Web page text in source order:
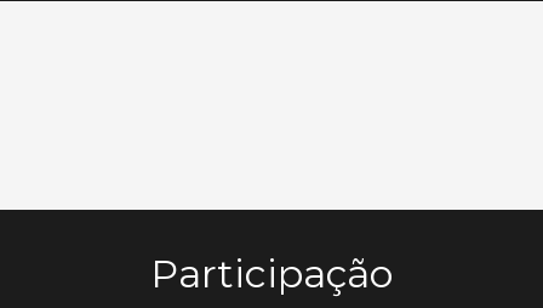
Participação